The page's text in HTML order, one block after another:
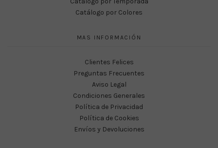
Catálogo por Colores
MAS INFORMACIÓN
Clientes Felices
Preguntas Frecuentes
Aviso Legal
Condiciones Generales
Política de Privacidad
Política de Cookies
Envíos y Devoluciones